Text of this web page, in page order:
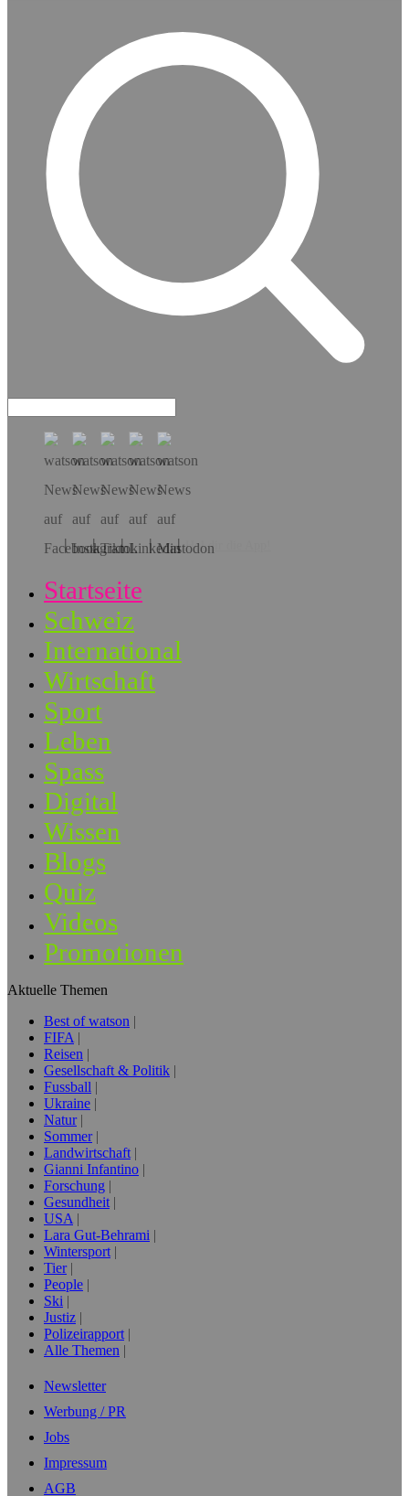
Hol dir die App!
Startseite
Schweiz
International
Wirtschaft
Sport
Leben
Spass
Digital
Wissen
Blogs
Quiz
Videos
Promotionen
Aktuelle Themen
Best of watson
FIFA
Reisen
Gesellschaft & Politik
Fussball
Ukraine
Natur
Sommer
Landwirtschaft
Gianni Infantino
Forschung
Gesundheit
USA
Lara Gut-Behrami
Wintersport
Tier
People
Ski
Justiz
Polizeirapport
Alle Themen
Newsletter
Werbung / PR
Jobs
Impressum
AGB